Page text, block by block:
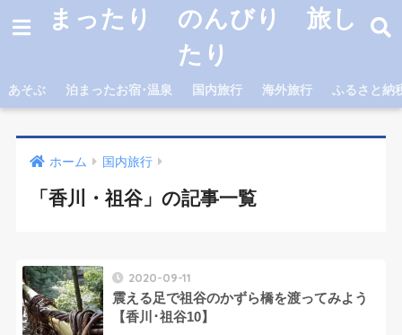
まったり のんびり 旅し
たり
あそぶ 泊まったお宿･温泉 国内旅行 海外旅行 ふるさと納
ホーム 国内旅行
「香川・祖谷」の記事一覧
2020-09-11
震える足で祖谷のかずら橋を渡ってみよう
【香川･祖谷10】